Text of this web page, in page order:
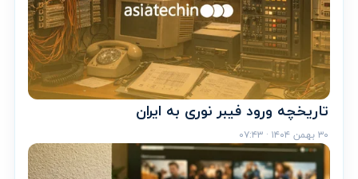
تاریخچه ورود فیبر نوری به ایران
۳۰ بهمن ۱۴۰۴ · ۰۷:۴۳